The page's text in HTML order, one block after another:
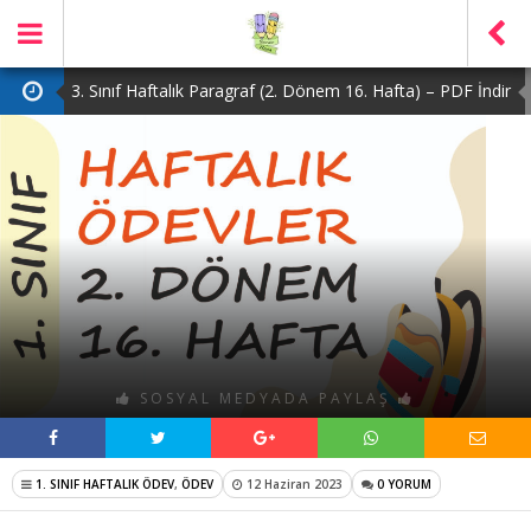
3. Sınıf Haftalık Paragraf (2. Dönem 16. Hafta) – PDF İndir
2. Sınıf Haftalık Paragraf (2. Dönem 16. Hafta) – PDF İndir
1. Sınıf Haftalık Paragraf (2. Dönem 16. Hafta) – PDF İndir
3. Sınıf Haftalık Paragraf (2. Dönem 15. Hafta) – PDF İndir
4. Sınıf Haftalık Paragraf (2. Dönem 16. Hafta) – PDF İndir
SOSYAL MEDYADA PAYLAŞ
1. SINIF HAFTALIK ÖDEV, ÖDEV 12 Haziran 2023 0 YORUM